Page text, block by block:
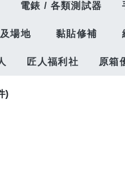
電錶 / 各類測試器
場地 黏貼修補
匠人福利社 原箱
)